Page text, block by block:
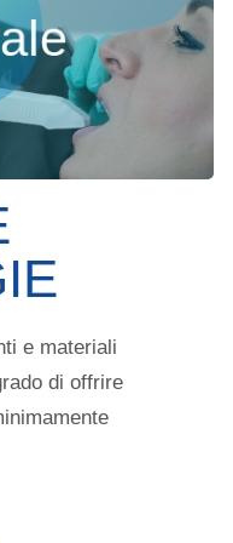
digitale in pochi
fastidi.
e materiali
di offrire